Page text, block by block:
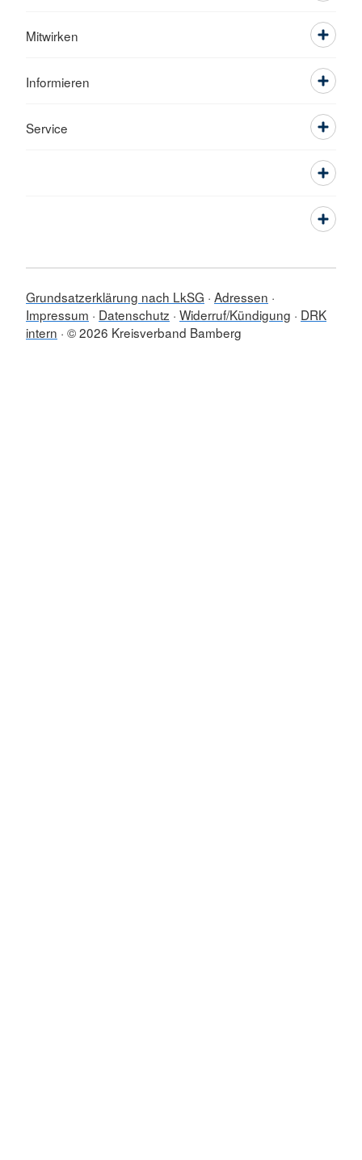
Mitwirken
Informieren
Service
Grundsatzerklärung nach LkSG Adressen
Impressum
Datenschutz Widerruf/Kündigung
DRK
intern © 2026 Kreisverband Bamberg